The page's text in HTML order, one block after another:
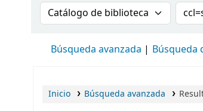
Buscar en el catálogo por:
Búsqueda avanzada Búsqueda
Inicio Búsqueda avanzada